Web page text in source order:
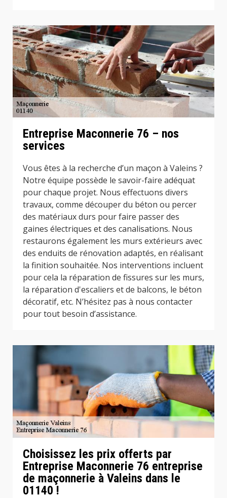
Entreprise Maconnerie 76 – nos
services
Vous êtes à la recherche d’un maçon à Valeins ?
Notre équipe possède le savoir-faire adéquat
pour chaque projet. Nous effectuons divers
travaux, comme découper du béton ou percer
des matériaux durs pour faire passer des
gaines électriques et des canalisations. Nous
restaurons également les murs extérieurs avec
des enduits de rénovation adaptés, en réalisant
la finition souhaitée. Nos interventions incluent
pour cela la réparation de fissures sur les murs,
la réparation d'escaliers et de balcons, le béton
décoratif, etc. N’hésitez pas à nous contacter
pour tout besoin d’assistance.
Choisissez les prix offerts par
Entreprise Maconnerie 76 entreprise
de maçonnerie à Valeins dans le
01140 !